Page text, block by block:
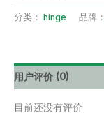
分类： hinge 品牌：
用户评价 (0)
目前还没有评价